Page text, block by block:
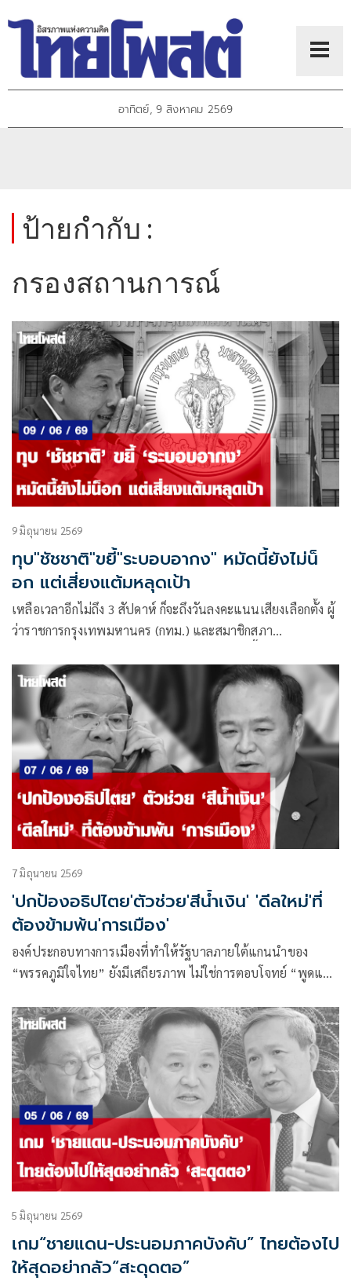
อาทิตย์, 9 สิงหาคม 2569
ป้ายกำกับ :
กรองสถานการณ์
9 มิถุนายน 2569
ทุบ"ชัชชาติ"ขยี้"ระบอบอากง" หมัดนี้ยังไม่น็
อก แต่เสี่ยงแต้มหลุดเป้า
เหลือเวลาอีกไม่ถึง 3 สัปดาห์ ก็จะถึงวันลงคะแนนเสียงเลือกตั้ง ผู้
ว่าราชการกรุงเทพมหานคร (กทม.) และสมาชิกสภา
7 มิถุนายน 2569
'ปกป้องอธิปไตย'ตัวช่วย'สีน้ำเงิน' 'ดีลใหม่'ที่
ต้องข้ามพ้น'การเมือง'
องค์ประกอบทางการเมืองที่ทำให้รัฐบาลภายใต้แกนนำของ
“พรรคภูมิใจไทย” ยังมีเสถียรภาพ ไม่ใช่การตอบโจทย์ “พูดแล้ว
ตัวกำหนดด้วย
5 มิถุนายน 2569
เกม“ชายแดน-ประนอมภาคบังคับ” ไทยต้องไป
ให้สุดอย่ากลัว“สะดุดตอ”